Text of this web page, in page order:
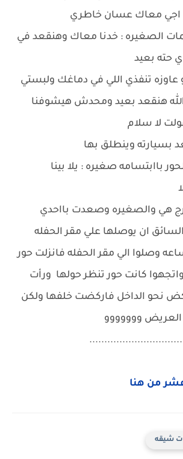
اجي معاك عسان خاطري
الصغيره : خدنا معاك وهنقعد في
حته بعيد
عاوزه تنفذي اللي في دماغك ولبستي
والله هنقعد بعيد ومحدش هيشوفنا
لا سلام
بسيارته وينطلق بها
باابتسامه صغيره : يلا بينا
هي والصغيره وصعدت بااحدي
ان يوصلها علي مقر الحفله
وصلوا الي مقر الحفله فانزلت حور
كانت حور تنظر حولها ورأت
نحو الداخل فاركضت خلفها ولكن
ووووووو
من هنا
شيقه